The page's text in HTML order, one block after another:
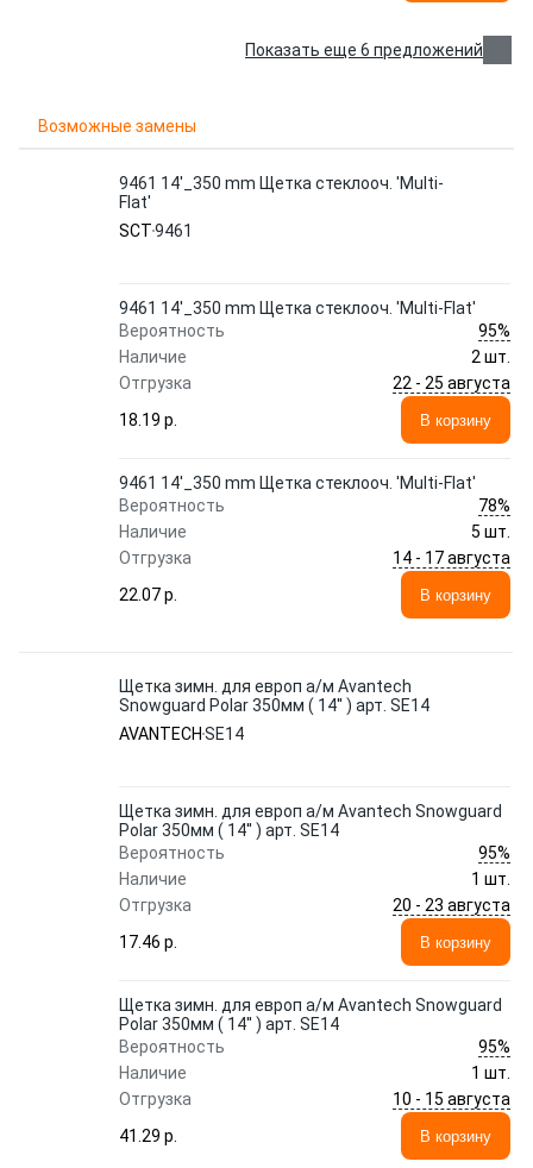
Показать еще 6 предложений
Возможные замены
9461 14'_350 mm Щетка стеклооч. 'Multi-
Flat'
SCT9461
9461 14'_350 mm Щетка стеклооч. 'Multi-Flat'
Вероятность
95%
Наличие
2 шт.
Отгрузка
22 - 25 августа
18.19 p.
В корзину
9461 14'_350 mm Щетка стеклооч. 'Multi-Flat'
Вероятность
78%
Наличие
5 шт.
Отгрузка
14 - 17 августа
22.07 p.
В корзину
Щетка зимн. для европ а/м Avantech
Snowguard Polar 350мм ( 14'' ) арт. SE14
AVANTECH SE14
Щетка зимн. для европ а/м Avantech Snowguard
Polar 350мм ( 14'' ) арт. SE14
Вероятность
95%
Наличие
1 шт.
Отгрузка
20 - 23 августа
17.46 p.
В корзину
Щетка зимн. для европ а/м Avantech Snowguard
Polar 350мм ( 14'' ) арт. SE14
Вероятность
95%
Наличие
1 шт.
Отгрузка
10 - 15 августа
41.29 p.
В корзину